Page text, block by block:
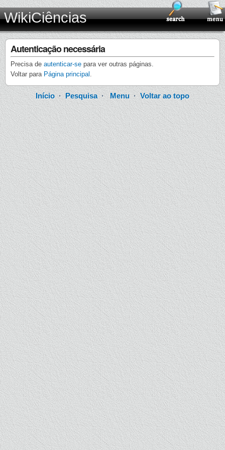
WikiCiências
Autenticação necessária
Precisa de autenticar-se para ver outras páginas.
Voltar para Página principal .
Início · Pesquisa·Menu ·Voltar ao topo